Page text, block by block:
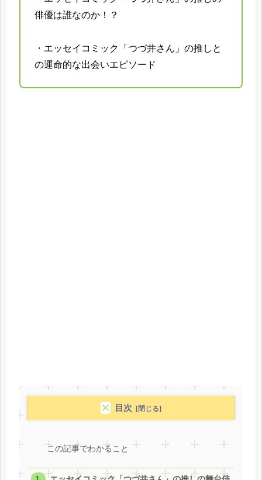
俳優は誰なのか！？
・エッセイコミック「つづ井さん」の推しと
の運命的な出会いエピソード
目次
この記事でわかること